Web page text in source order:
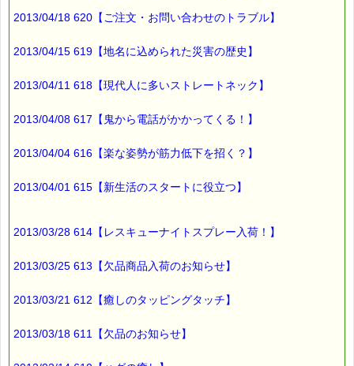
2013/04/18 620【ご注文・お問い合わせのトラブル】
2013/04/15 619【地名に込められた災害の歴史】
2013/04/11 618【現代人に多いストレートネック】
2013/04/08 617【鬼から電話がかかってくる！】
2013/04/04 616【楽な姿勢が筋力低下を招く？】
2013/04/01 615【新生活のスタートに役立つ】
2013/03/28 614【レスキューナイトスプレー入荷！】
2013/03/25 613【欠品商品入荷のお知らせ】
2013/03/21 612【癒しのタッピングタッチ】
2013/03/18 611【欠品のお知らせ】